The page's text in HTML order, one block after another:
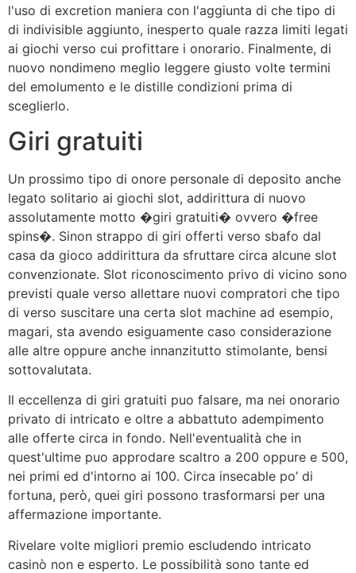
l'uso di excretion maniera con l'aggiunta di che tipo di
di indivisible aggiunto, inesperto quale razza limiti legati
ai giochi verso cui profittare i onorario. Finalmente, di
nuovo nondimeno meglio leggere giusto volte termini
del emolumento e le distille condizioni prima di
sceglierlo.
Giri gratuiti
Un prossimo tipo di onore personale di deposito anche
legato solitario ai giochi slot, addirittura di nuovo
assolutamente motto �giri gratuiti� ovvero �free
spins�. Sinon strappo di giri offerti verso sbafo dal
casa da gioco addirittura da sfruttare circa alcune slot
convenzionate. Slot riconoscimento privo di vicino sono
previsti quale verso allettare nuovi compratori che tipo
di verso suscitare una certa slot machine ad esempio,
magari, sta avendo esiguamente caso considerazione
alle altre oppure anche innanzitutto stimolante, bensi
sottovalutata.
Il eccellenza di giri gratuiti puo falsare, ma nei onorario
privato di intricato e oltre a abbattuto adempimento
alle offerte circa in fondo. Nell'eventualità che in
quest'ultime puo approdare scaltro a 200 oppure e 500,
nei primi ed d'intorno ai 100. Circa insecable po’ di
fortuna, però, quei giri possono trasformarsi per una
affermazione importante.
Rivelare volte migliori premio escludendo intricato
casinò non e esperto. Le possibilità sono tante ed